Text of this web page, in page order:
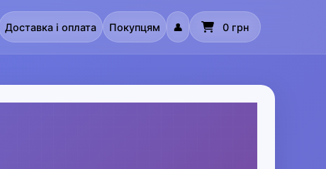
Доставка і оплата Покупцям 👤 0 грн